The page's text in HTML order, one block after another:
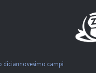
diciannovesimo campionato